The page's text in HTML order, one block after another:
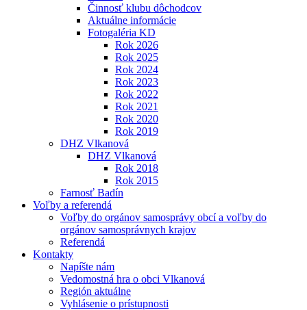
Činnosť klubu dôchodcov
Aktuálne informácie
Fotogaléria KD
Rok 2026
Rok 2025
Rok 2024
Rok 2023
Rok 2022
Rok 2021
Rok 2020
Rok 2019
DHZ Vlkanová
DHZ Vlkanová
Rok 2018
Rok 2015
Farnosť Badín
Voľby a referendá
Voľby do orgánov samosprávy obcí a voľby do
orgánov samosprávnych krajov
Referendá
Kontakty
Napíšte nám
Vedomostná hra o obci Vlkanová
Región aktuálne
Vyhlásenie o prístupnosti